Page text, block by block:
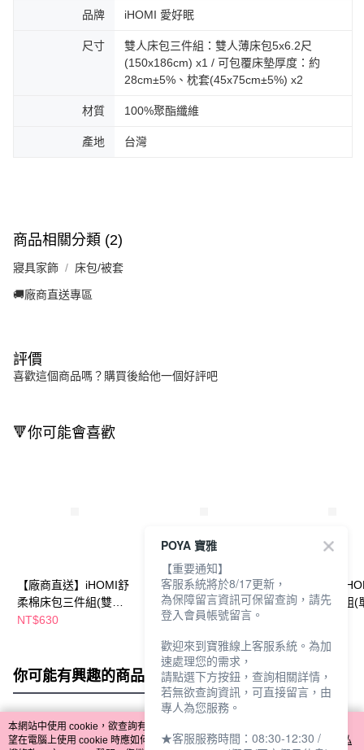
品牌 iHOMI 愛好眠
尺寸
雙人床包三件組：雙人薄床包5x6.2尺
(150x186cm) x1 / 可包覆床墊厚度：約
28cm±5%、枕套(45x75cm±5%) x2
材質 100%聚酯纖維
產地 台灣
商品相關分類 (2)
寢具家飾 床包/被套
🚚廠商直送專區
評價
喜歡這個商品嗎？購買後給他一個好評吧
🔻你可能會喜歡
【廠商直送】iHOMI舒
柔棉床包三件組(雙人)-
多色任選
NT$630
【廠商直送】iHOMI舒
柔棉床包三件組(雙人
加大)-多款任選
NT$740
【廠商直送】
柔棉床包二件組(
你可能有興趣的商品 全站排行
熱門標籤
本網站中使用 cookie，欲查詢有關本網站使用 cookie 方式之詳情，及若您不希
望在電腦上使用 cookie 時應如何變更電腦的 cookie 設定，請參閱本網站「
隱私
POYA 寶雅
【重要通知】
客服系統將於8/17更新，
為保障留言資訊可保留查詢，請先
登入會員帳號留言。
歡迎來到寶雅線上客服系統。為加
速處理您的需求，
請點選下方按鈕，查詢相關詳情，
若無欲查詢資訊，可直接留言，由
專人為您服務。
★客服服務時間：08:30-12:30 /